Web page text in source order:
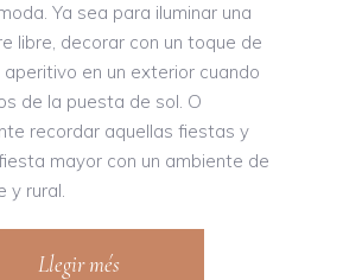
Ya sea para iluminar una
libre, decorar con un toque de
aperitivo en un exterior cuando
de la puesta de sol. O
recordar aquellas fiestas y
mayor con un ambiente de
y rural.
Llegir més